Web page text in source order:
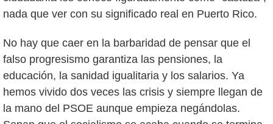
nada que ver con su significado real en Puerto Rico.
No hay que caer en la barbaridad de pensar que el
falso progresismo garantiza las pensiones, la
educación, la sanidad igualitaria y los salarios. Ya
hemos vivido dos veces las crisis y siempre llegan de
la mano del PSOE aunque empieza negándolas.